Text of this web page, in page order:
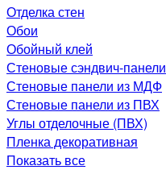
Отделка стен
Обои
Обойный клей
Стеновые сэндвич-панели
Стеновые панели из МДФ
Стеновые панели из ПВХ
Углы отделочные (ПВХ)
Пленка декоративная
Показать все